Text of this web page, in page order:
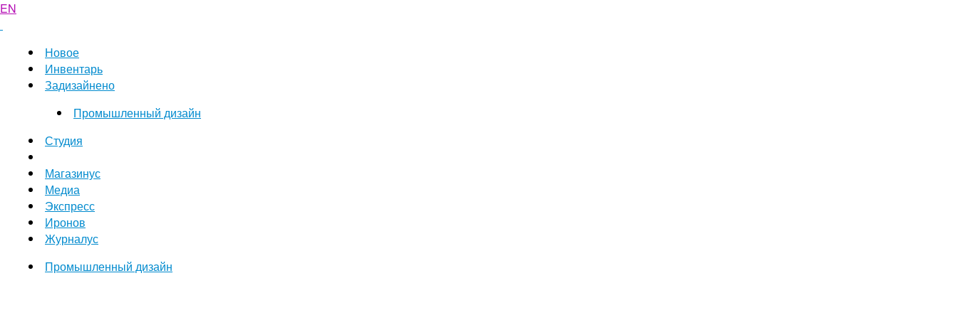
EN
Новое
Инвентарь
Задизайнено
Промышленный дизайн
Студия
Магазинус
Медиа
Экспресс
Иронов
Журналус
Промышленный дизайн